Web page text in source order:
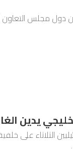
دول مجلس
يدين
الثلاثاء على